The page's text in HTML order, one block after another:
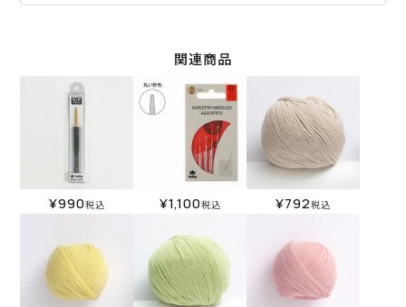
関連商品
¥990税込 ¥1,100税込 ¥792税込